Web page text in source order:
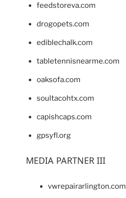
feedstoreva.com
drogopets.com
ediblechalk.com
tabletennisnearme.com
oaksofa.com
soultacohtx.com
capishcaps.com
gpsyfl.org
MEDIA PARTNER III
vwrepairarlington.com